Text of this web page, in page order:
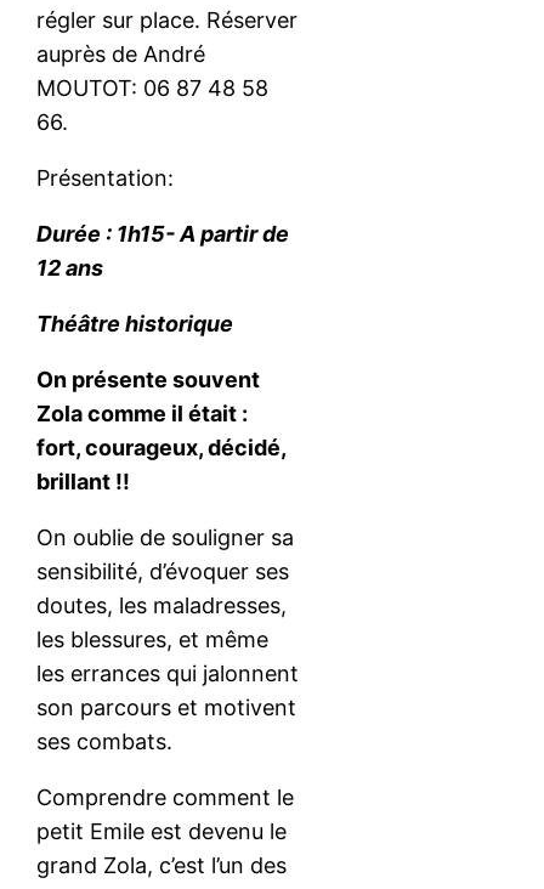
régler sur place. Réserver
auprès de André
MOUTOT: 06 87 48 58
66.
Présentation:
Durée : 1h15- A partir de
12 ans
Théâtre historique
On présente souvent
Zola comme il était :
fort, courageux, décidé,
brillant !!
On oublie de souligner sa
sensibilité, d’évoquer ses
doutes, les maladresses,
les blessures, et même
les errances qui jalonnent
son parcours et motivent
ses combats.
Comprendre comment le
petit Emile est devenu le
grand Zola, c’est l’un des